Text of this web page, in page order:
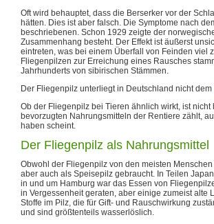
Oft wird behauptet, dass die Berserker vor der
hätten. Dies ist aber falsch. Die Symptome nach
beschriebenen. Schon 1929 zeigte der
Zusammenhang besteht. Der Effekt ist äußerst
eintreten, was bei einem Überfall von Feinden viel
Fliegenpilzen zur Erreichung eines Rausches
Jahrhunderts von sibirischen Stämmen.
Der Fliegenpilz unterliegt in Deutschland nicht dem
Ob der Fliegenpilz bei Tieren ähnlich wirkt, ist
bevorzugten Nahrungsmitteln der Rentiere zählt,
haben scheint.
Der Fliegenpilz als Nahrungsmittel
Obwohl der Fliegenpilz von den meisten
aber auch als Speisepilz gebraucht. In Teilen
in und um Hamburg war das Essen von
in Vergessenheit geraten, aber einige zumeist
Stoffe im Pilz, die für Gift- und Rauschwirkung
und sind größtenteils wasserlöslich.